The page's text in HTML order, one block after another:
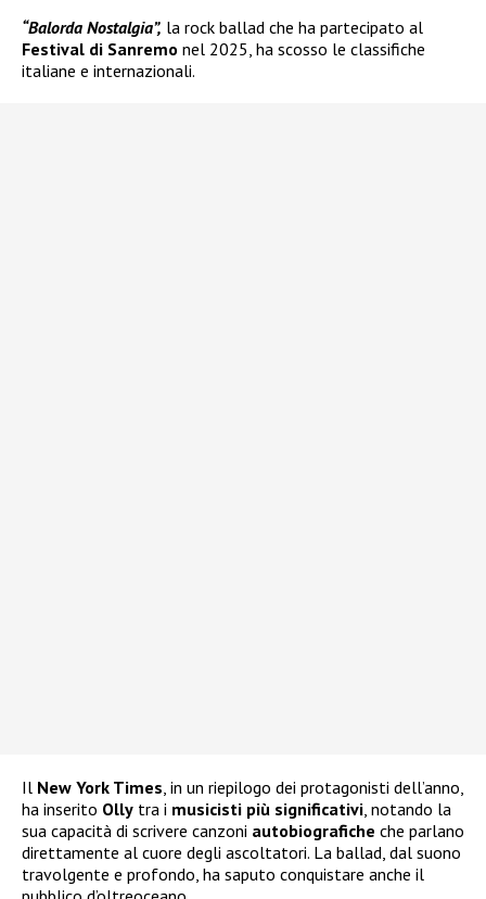
“Balorda Nostalgia”, la rock ballad che ha partecipato al
Festival di Sanremo nel 2025, ha scosso le classifiche
italiane e internazionali.
Il New York Times , in un riepilogo dei protagonisti dell’anno,
ha inserito Olly tra i musicisti più significativi , notando la
sua capacità di scrivere canzoni autobiografiche che parlano
direttamente al cuore degli ascoltatori. La ballad, dal suono
travolgente e profondo, ha saputo conquistare anche il